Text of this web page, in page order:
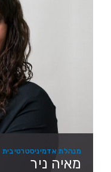
מנהלת אדמיניסטרטיבית
מאיה ניר